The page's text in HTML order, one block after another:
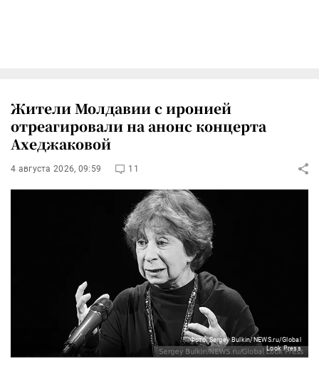
Жители Молдавии с иронией
отреагировали на анонс концерта
Ахеджаковой
4 августа 2026, 09:59 11
Фото: Sergey Bulkin/NEWS.ru/Global
Look Press